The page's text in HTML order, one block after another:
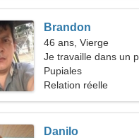
Brandon
46 ans, Vierge
Je travaille dans un
besoin d'une femme
Pupiales
Relation réelle
Danilo